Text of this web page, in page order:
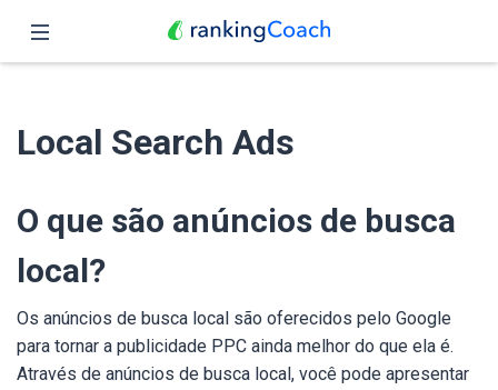
Funções
Parceiros
Blog
Português
Local Search Ads
O que são anúncios de busca
local?
Os anúncios de busca local são oferecidos pelo Google
para tornar a publicidade PPC ainda melhor do que ela é.
Através de anúncios de busca local, você pode apresentar